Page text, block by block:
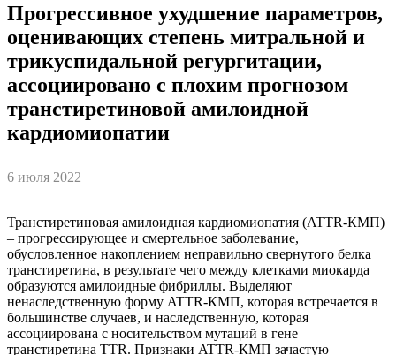
Прогрессивное ухудшение параметров,
оценивающих степень митральной и
трикуспидальной регургитации,
ассоциировано с плохим прогнозом
транстиретиновой амилоидной
кардиомиопатии
6 июля 2022
Транстиретиновая амилоидная кардиомиопатия (ATTR-КМП)
– прогрессирующее и смертельное заболевание,
обусловленное накоплением неправильно свернутого белка
транстиретина, в результате чего между клетками миокарда
образуются амилоидные фибриллы. Выделяют
ненаследственную форму ATTR-КМП, которая встречается в
большинстве случаев, и наследственную, которая
ассоциирована с носительством мутаций в гене
транстиретина TTR. Признаки ATTR-КМП зачастую